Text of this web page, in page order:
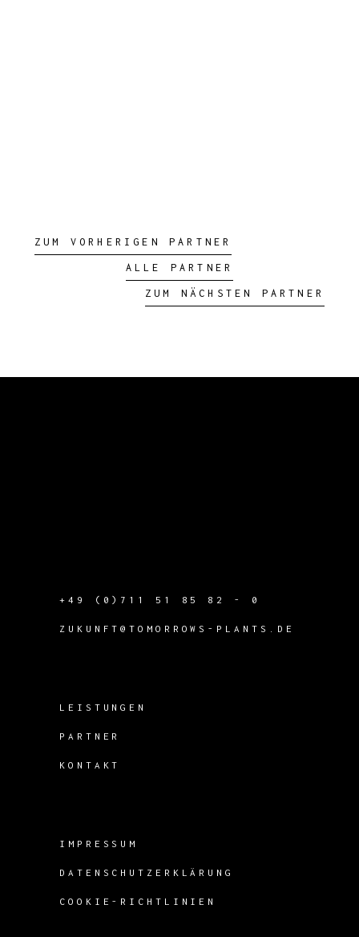
ZUM VORHERIGEN PARTNER
ALLE PARTNER
ZUM NÄCHSTEN PARTNER
+49 (0)711 51 85 82 - 0
ZUKUNFT@TOMORROWS-PLANTS.DE
LEISTUNGEN
PARTNER
KONTAKT
IMPRESSUM
DATENSCHUTZERKLÄRUNG
COOKIE-RICHTLINIEN